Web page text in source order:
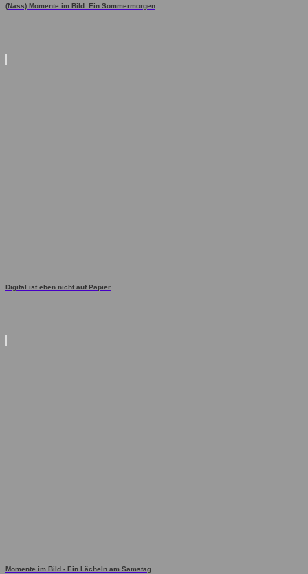
(Nass) Momente im Bild: Ein Sommermorgen
Digital ist eben nicht auf Papier
Momente im Bild - Ein Lächeln am Samstag